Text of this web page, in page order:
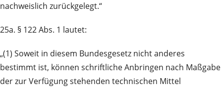
nachweislich zurückgelegt.“
25a. § 122 Abs. 1 lautet:
„(1) Soweit in diesem Bundesgesetz nicht anderes
bestimmt ist, können schriftliche Anbringen nach Maßgabe
der zur Verfügung stehenden technischen Mittel